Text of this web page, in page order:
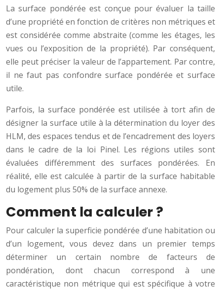
La surface pondérée est conçue pour évaluer la taille
d’une propriété en fonction de critères non métriques et
est considérée comme abstraite (comme les étages, les
vues ou l’exposition de la propriété). Par conséquent,
elle peut préciser la valeur de l’appartement. Par contre,
il ne faut pas confondre surface pondérée et surface
utile.
Parfois, la surface pondérée est utilisée à tort afin de
désigner la surface utile à la détermination du loyer des
HLM, des espaces tendus et de l’encadrement des loyers
dans le cadre de la loi Pinel. Les régions utiles sont
évaluées différemment des surfaces pondérées. En
réalité, elle est calculée à partir de la surface habitable
du logement plus 50% de la surface annexe.
Comment la calculer ?
Pour calculer la superficie pondérée d’une habitation ou
d’un logement, vous devez dans un premier temps
déterminer un certain nombre de facteurs de
pondération, dont chacun correspond à une
caractéristique non métrique qui est spécifique à votre